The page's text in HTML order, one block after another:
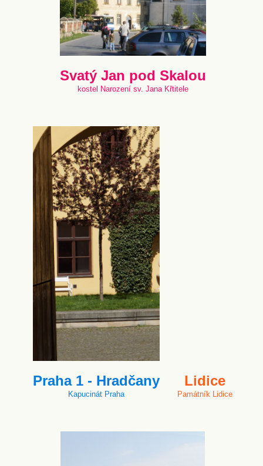
Svatý Jan pod Skalou
kostel Narození sv. Jana Křtitele
Praha 1 - Hradčany
Kapucinát Praha
Lidice
Památník Lidice